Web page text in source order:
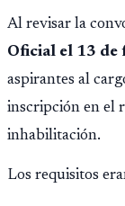
Al revisar la
Oficial el 13 de
aspirantes al
inscripción en el
inhabilitación.
Los requisitos